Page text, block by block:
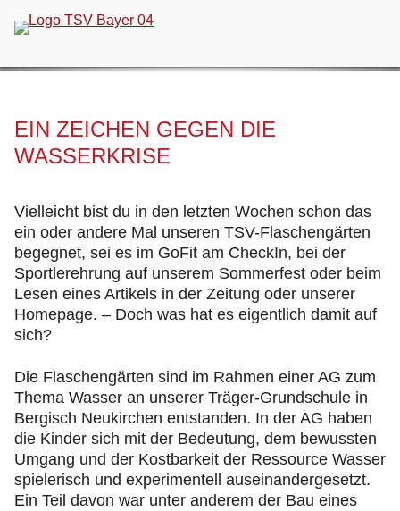
überspringen
EIN ZEICHEN GEGEN DIE
WASSERKRISE
Vielleicht bist du in den letzten Wochen schon das
ein oder andere Mal unseren TSV-Flaschengärten
begegnet, sei es im GoFit am CheckIn, bei der
Sportlerehrung auf unserem Sommerfest oder beim
Lesen eines Artikels in der Zeitung oder unserer
Homepage. – Doch was hat es eigentlich damit auf
sich?
Die Flaschengärten sind im Rahmen einer AG zum
Thema Wasser an unserer Träger-Grundschule in
Bergisch Neukirchen entstanden. In der AG haben
die Kinder sich mit der Bedeutung, dem bewussten
Umgang und der Kostbarkeit der Ressource Wasser
spielerisch und experimentell auseinandergesetzt.
Ein Teil davon war unter anderem der Bau eines